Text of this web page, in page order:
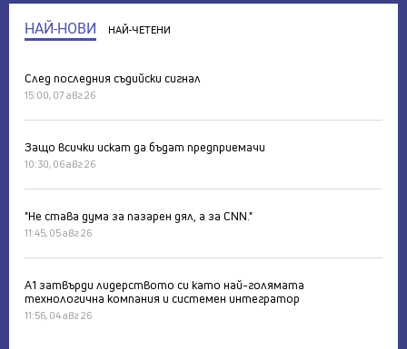
НАЙ-НОВИ НАЙ-ЧЕТЕНИ
След последния съдийски сигнал
15:00, 07 авг 26
Защо всички искат да бъдат предприемачи
10:30, 06 авг 26
"Не става дума за пазарен дял, а за CNN."
11:45, 05 авг 26
А1 затвърди лидерството си като най-голямата
технологична компания и системен интегратор
11:56, 04 авг 26